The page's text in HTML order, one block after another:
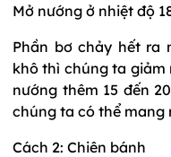
Mở nướng ở nhiệt độ
Phần bơ chảy hết ra
khô thì chúng ta giảm
nướng thêm 15 đến
chúng ta có thể mang
Cách 2: Chiên bánh